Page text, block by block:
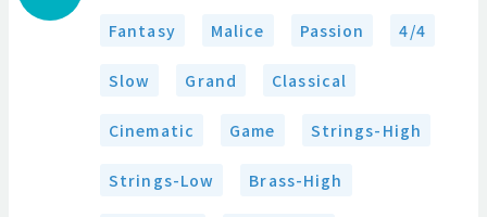
Fantasy Malice Passion 4/4
Slow Grand Classical
Cinematic Game Strings-High
Strings-Low Brass-High